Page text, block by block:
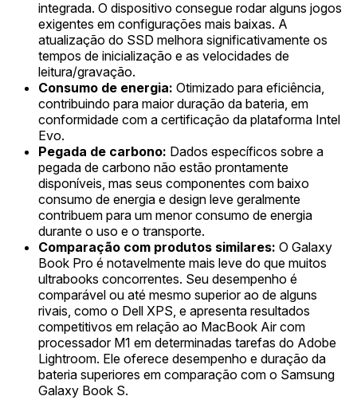
integrada. O dispositivo consegue rodar alguns jogos
exigentes em configurações mais baixas. A
atualização do SSD melhora significativamente os
tempos de inicialização e as velocidades de
leitura/gravação.
Consumo de energia: Otimizado para eficiência,
contribuindo para maior duração da bateria, em
conformidade com a certificação da plataforma Intel
Evo.
Pegada de carbono: Dados específicos sobre a
pegada de carbono não estão prontamente
disponíveis, mas seus componentes com baixo
consumo de energia e design leve geralmente
contribuem para um menor consumo de energia
durante o uso e o transporte.
Comparação com produtos similares: O Galaxy
Book Pro é notavelmente mais leve do que muitos
ultrabooks concorrentes. Seu desempenho é
comparável ou até mesmo superior ao de alguns
rivais, como o Dell XPS, e apresenta resultados
competitivos em relação ao MacBook Air com
processador M1 em determinadas tarefas do Adobe
Lightroom. Ele oferece desempenho e duração da
bateria superiores em comparação com o Samsung
Galaxy Book S.